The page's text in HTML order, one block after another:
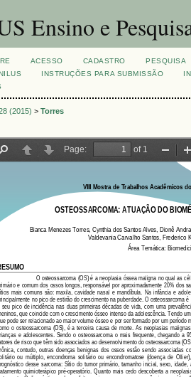
Ensino e
ACESSO CADASTRO
PESQUISA
INSTRUÇÕES PARA SUBMISSÃO
(2015) > Torres